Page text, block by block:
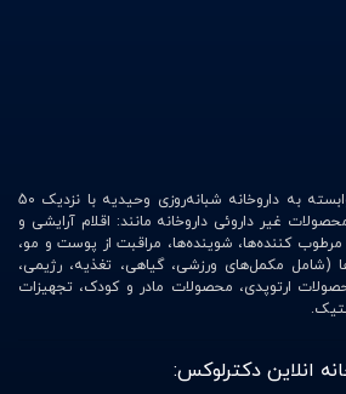
با امکاناتی منحصر به فرد (وابسته به داروخانه شبانه‌روزی وحیدیه با نزدیک 50
غیر داروئی داروخانه مانند: اقلام آرایشی و
مرطوب کننده‌ها، شوینده‌ها، مراقبت از پوست و مو،
مکمل‌های ورزشی، گیاهی، تغذیه، رژیمی،
ارتوپدی، محصولات مادر و کودک، تجهیزات
انلاین دکترلوکس: